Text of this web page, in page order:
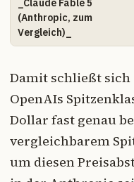
_Claude Fable 5
(Anthropic, zum
Vergleich)_
Damit schließt sich
OpenAIs
Dollar fast genau
vergleichbarem
um diesen